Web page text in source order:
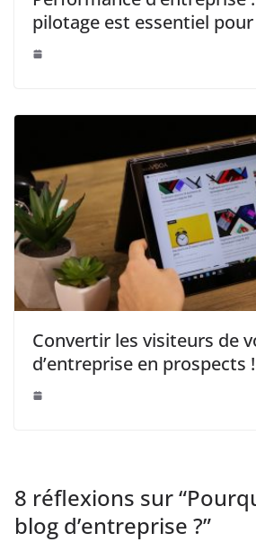
pilotage est essentiel
Convertir les visiteurs de
d’entreprise en prospects !
8 réflexions sur “
blog d’entreprise ?”